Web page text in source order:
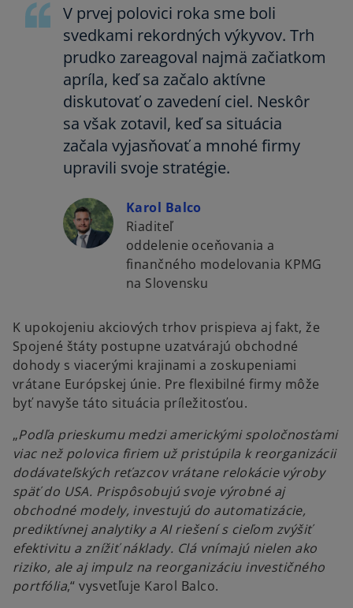
V prvej polovici roka sme boli
svedkami rekordných výkyvov. Trh
prudko zareagoval najmä začiatkom
apríla, keď sa začalo aktívne
diskutovať o zavedení ciel. Neskôr
sa však zotavil, keď sa situácia
začala vyjasňovať a mnohé firmy
upravili svoje stratégie.
Karol Balco
Riaditeľ
oddelenie oceňovania a
finančného modelovania KPMG
na Slovensku
K upokojeniu akciových trhov prispieva aj fakt, že
Spojené štáty postupne uzatvárajú obchodné
dohody s viacerými krajinami a zoskupeniami
vrátane Európskej únie. Pre flexibilné firmy môže
byť navyše táto situácia príležitosťou.
„Podľa prieskumu medzi americkými spoločnosťami
viac než polovica firiem už pristúpila k reorganizácii
dodávateľských reťazcov vrátane relokácie výroby
späť do USA. Prispôsobujú svoje výrobné aj
obchodné modely, investujú do automatizácie,
prediktívnej analytiky a AI riešení s cieľom zvýšiť
efektivitu a znížiť náklady. Clá vnímajú nielen ako
riziko, ale aj impulz na reorganizáciu investičného
portfólia,“ vysvetľuje Karol Balco.